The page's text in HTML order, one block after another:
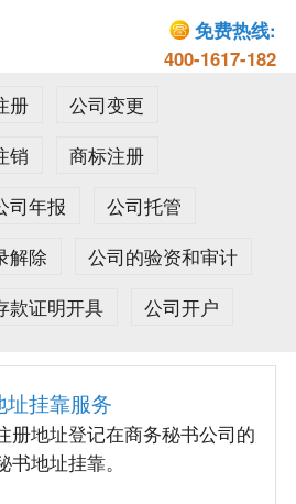
免费热线:
400-1617-182
册
公司变更
销
商标注册
司年报
公司托管
解除
公司的验资和审计
款证明开具 公司开户
址挂靠服务
册地址登记在商务秘书公司的
地址挂靠。